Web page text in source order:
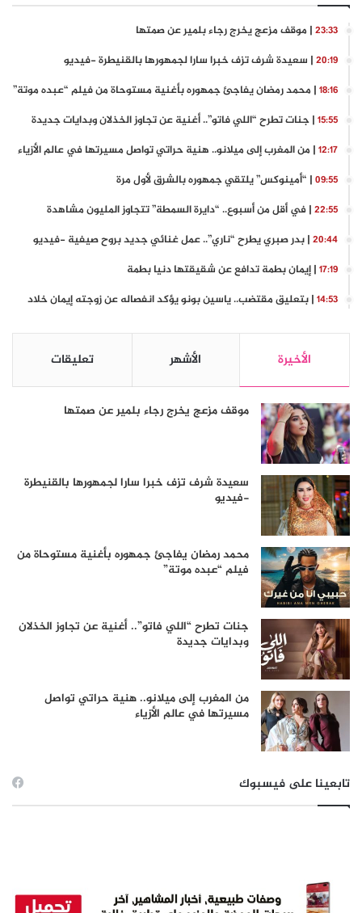
23:33 | موقف مزعج يخرج رجاء بلمير عن صمتها
20:19 | سعيدة شرف تزف خبرا سارا لجمهورها بالقنيطرة -فيديو
18:16 | محمد رمضان يفاجئ جمهوره بأغنية مستوحاة من فيلم “عبده موتة”
15:55 | جنات تطرح “اللي فاتو”.. أغنية عن تجاوز الخذلان وبدايات جديدة
12:17 | من المغرب إلى ميلانو.. هنية حراتي تواصل مسيرتها في عالم الأزياء
09:55 | “أمينوكس” يلتقي جمهوره بالشرق لأول مرة
22:55 | في أقل من أسبوع.. “دايرة السمطة” تتجاوز المليون مشاهدة
20:44 | بدر صبري يطرح “ناري”.. عمل غنائي جديد بروح صيفية -فيديو
17:19 | إيمان بطمة تدافع عن شقيقتها دنيا بطمة
14:53 | بتعليق مقتضب.. ياسين بونو يؤكد انفصاله عن زوجته إيمان خلاد
الأخيرة الأشهر تعليقات
موقف مزعج يخرج رجاء بلمير عن صمتها
سعيدة شرف تزف خبرا سارا لجمهورها بالقنيطرة
-فيديو
محمد رمضان يفاجئ جمهوره بأغنية مستوحاة من
فيلم “عبده موتة”
جنات تطرح “اللي فاتو”.. أغنية عن تجاوز الخذلان
وبدايات جديدة
من المغرب إلى ميلانو.. هنية حراتي تواصل
مسيرتها في عالم الأزياء
تابعينا على فيسبوك